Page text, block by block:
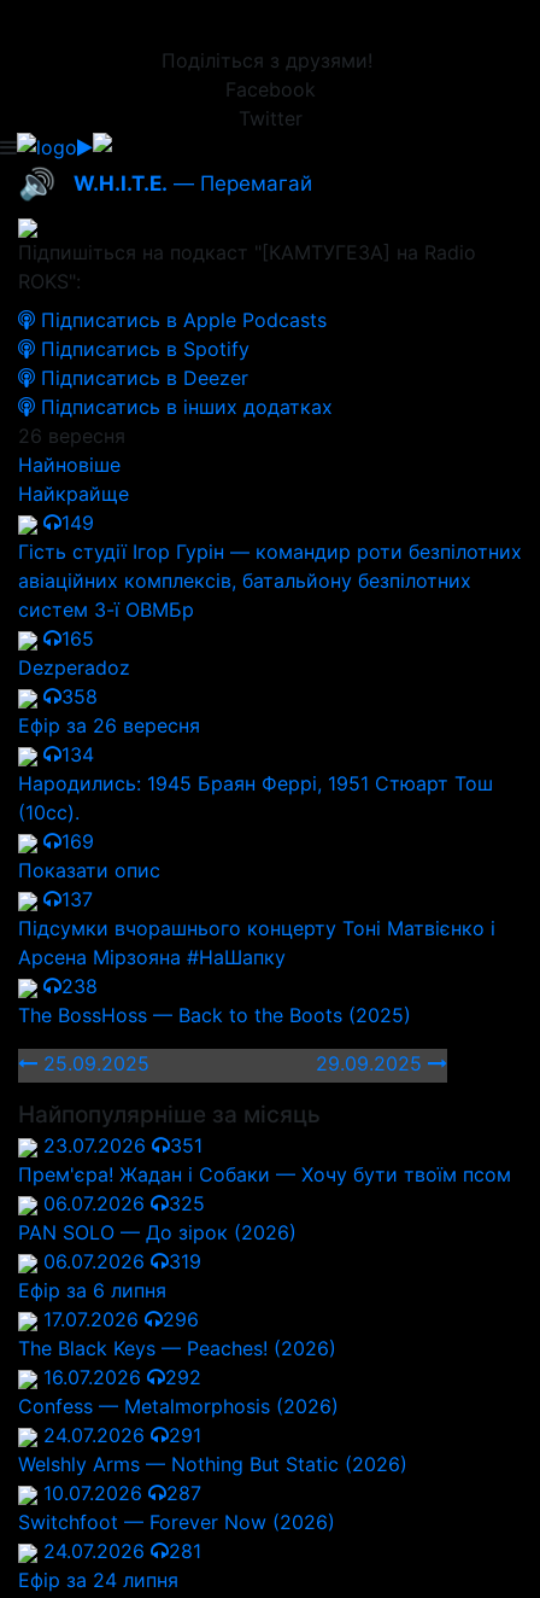
Поділіться з друзями!
Facebook
Twitter
🔊 W.H.I.T.E. — Перемагай
Підпишіться на подкаст "[КАМТУГЕЗА] на Radio
ROKS":
Підписатись в Apple Podcasts
Підписатись в Spotify
Підписатись в Deezer
Підписатись в інших додатках
26 вересня
Найновіше
Найкрайще
149
Гість студії Ігор Гурін — командир роти безпілотних
авіаційних комплексів, батальйону безпілотних
систем 3-ї ОВМБр
165
Dezperadoz
358
Ефір за 26 вересня
134
Народились: 1945 Браян Феррі, 1951 Стюарт Тош
(10cc).
169
Показати опис
137
Підсумки вчорашнього концерту Тоні Матвієнко і
Арсена Мірзояна #НаШапку
238
The BossHoss — Back to the Boots (2025)
25.09.2025
29.09.2025
Найпопулярніше за місяць
23.07.2026
351
Прем'єра! Жадан і Собаки — Хочу бути твоїм псом
06.07.2026
325
PAN SOLO — До зірок (2026)
06.07.2026
319
Ефір за 6 липня
17.07.2026
296
The Black Keys — Peaches! (2026)
16.07.2026
292
Confess — Metalmorphosis (2026)
24.07.2026
291
Welshly Arms — Nothing But Static (2026)
10.07.2026
287
Switchfoot — Forever Now (2026)
24.07.2026
281
Ефір за 24 липня